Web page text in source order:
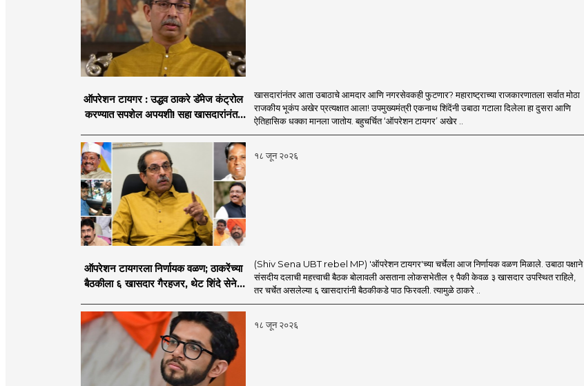
ऑपरेशन टायगर : उद्धव ठाकरे डॅमेज कंट्रोल
करण्यात सपशेल अपयशी! सहा खासदारांनंतर
चर्चा सुरू
खासदारांनंतर आता उबाठाचे आमदार आणि नगरसेवकही फुटणार? महाराष्ट्राच्या राजकारणातला सर्वात मोठा
राजकीय भूकंप अखेर प्रत्यक्षात आला! उपमुख्यमंत्री एकनाथ शिंदेंनी उबाठा गटाला दिलेला हा दुसरा आणि
ऐतिहासिक धक्का मानला जातोय. बहुचर्चित ‘ऑपरेशन टायगर’ अखेर ..
१८ जून २०२६
ऑपरेशन टायगरला निर्णायक वळण; ठाकरेंच्या
बैठकीला ६ खासदार गैरहजर, थेट शिंदे सेनेत
(Shiv Sena UBT rebel MP) 'ऑपरेशन टायगर'च्या चर्चेला आज निर्णायक वळण मिळाले. उबाठा पक्षाने
संसदीय दलाची महत्त्वाची बैठक बोलावली असताना लोकसभेतील ९ पैकी केवळ ३ खासदार उपस्थित राहिले,
तर चर्चेत असलेल्या ६ खासदारांनी बैठकीकडे पाठ फिरवली. त्यामुळे ठाकरे ..
१८ जून २०२६